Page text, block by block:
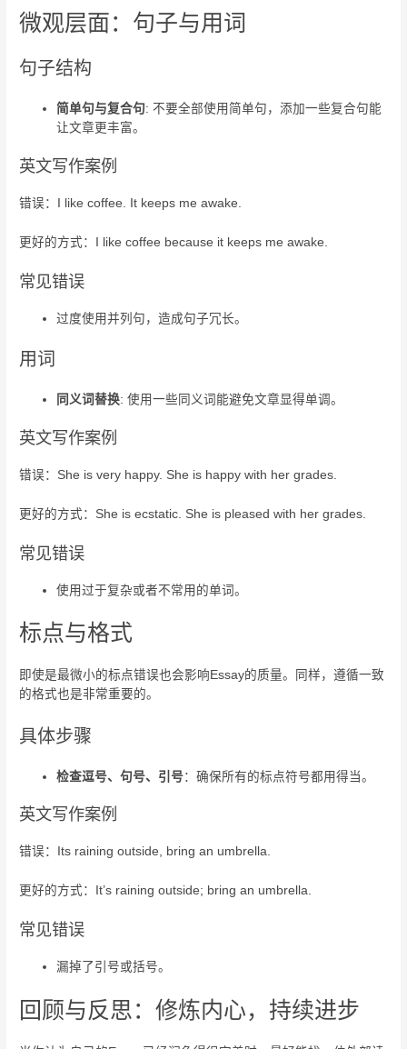
微观层面：句子与用词
句子结构
简单句与复合句: 不要全部使用简单句，添加一些复合句能
让文章更丰富。
英文写作案例
错误：I like coffee. It keeps me awake.
更好的方式：I like coffee because it keeps me awake.
常见错误
过度使用并列句，造成句子冗长。
用词
同义词替换: 使用一些同义词能避免文章显得单调。
英文写作案例
错误：She is very happy. She is happy with her grades.
更好的方式：She is ecstatic. She is pleased with her grades.
常见错误
使用过于复杂或者不常用的单词。
标点与格式
即使是最微小的标点错误也会影响Essay的质量。同样，遵循一致
的格式也是非常重要的。
具体步骤
检查逗号、句号、引号：确保所有的标点符号都用得当。
英文写作案例
错误：Its raining outside, bring an umbrella.
更好的方式：It’s raining outside; bring an umbrella.
常见错误
漏掉了引号或括号。
回顾与反思：修炼内心，持续进步